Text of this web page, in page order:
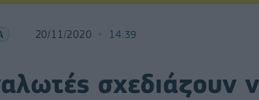
20/11/2020 14:39
σχεδιάζουν